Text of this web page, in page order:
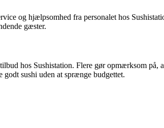
og hjælpsomhed fra personalet hos
gæster.
hos Sushistation. Flere gør opmærksom
sushi uden at sprænge budgettet.